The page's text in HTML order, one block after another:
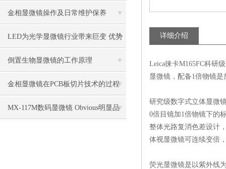
金相显微镜操作及日常维护保养
LED为光学显微镜行业带来巨变 优势
比传统卤素更明显
倒置生物显微镜的工作原理
金相显微镜在PCB板切片技术的过程
控制中的作用
MX-117M数码显微镜 Obvious明显品
详细介绍
Leica徕卡M165FC科研
显微镜，配备1倍物镜是
研究级数字式立体显微
0倍目镜加1倍物镜下的
整体光路复消色差设计
体视显微镜可连续变倍
荧光显微镜是以紫外线